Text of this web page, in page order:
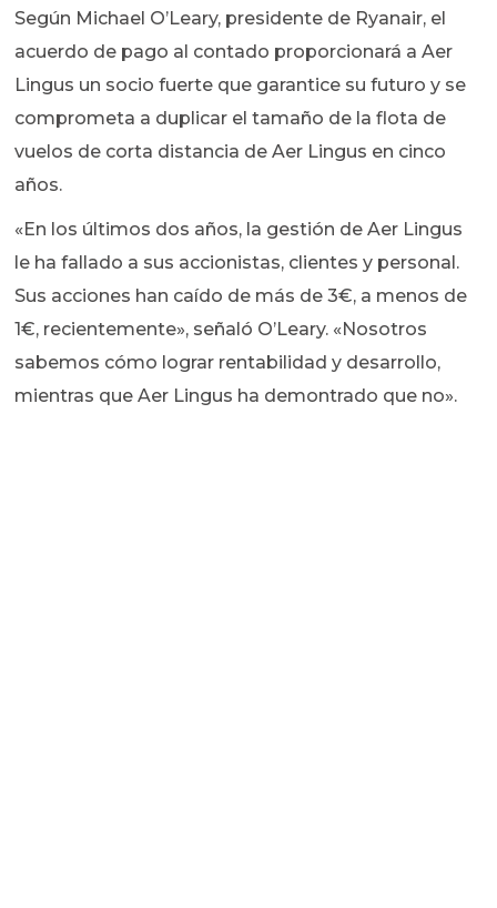
Según Michael O’Leary, presidente de Ryanair, el
acuerdo de pago al contado proporcionará a Aer
Lingus un socio fuerte que garantice su futuro y se
comprometa a duplicar el tamaño de la flota de
vuelos de corta distancia de Aer Lingus en cinco
años.
«En los últimos dos años, la gestión de Aer Lingus
le ha fallado a sus accionistas, clientes y personal.
Sus acciones han caído de más de 3€, a menos de
1€, recientemente», señaló O’Leary. «Nosotros
sabemos cómo lograr rentabilidad y desarrollo,
mientras que Aer Lingus ha demontrado que no».